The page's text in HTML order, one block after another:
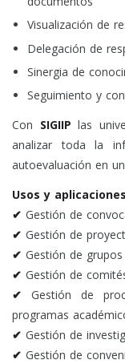
Visualización de
Delegación de
Sinergia de
Seguimiento y
Con SIGIIP las
analizar toda la
autoevaluación en
Usos y
✔ Gestión de
✔ Gestión de
✔ Gestión de
✔ Gestión de
✔ Gestión de
programas
✔ Gestión de
✔ Gestión de